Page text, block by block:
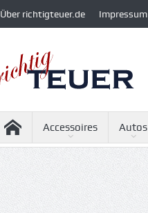
Über richtigteuer.de Impressum
Accessoires Autos